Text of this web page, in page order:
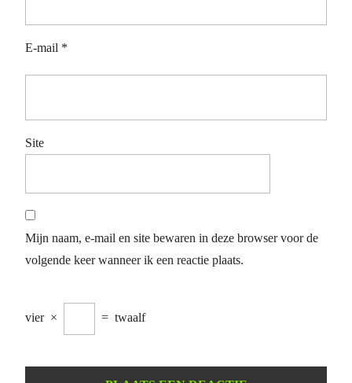
E-mail *
Site
Mijn naam, e-mail en site bewaren in deze browser voor de
volgende keer wanneer ik een reactie plaats.
vier × = twaalf